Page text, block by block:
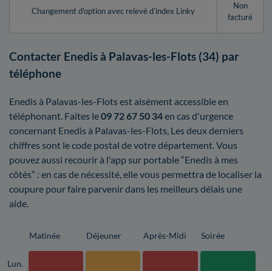
Changement d'option avec relevé d’index Linky
Non
facturé
Contacter Enedis à Palavas-les-Flots (34) par
téléphone
Enedis à Palavas-les-Flots est aisément accessible en
téléphonant. Faites le09 72 67 50 34en cas d'urgence
concernant Enedis à Palavas-les-Flots, Les deux derniers
chiffres sont le code postal de votre département. Vous
pouvez aussi recourir à l'app sur portable “Enedis à mes
côtés” : en cas de nécessité, elle vous permettra de localiser la
coupure pour faire parvenir dans les meilleurs délais une
aide.
Matinée Déjeuner Après-Midi Soirée
Lun.